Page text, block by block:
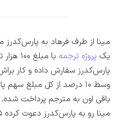
مینا از طرف فرهاد به پارس‌کدرز
یک پروژه ترجمه
با مبلغ
پارس‌کدرز سفارش داده و کار
وسط 10 درصد از کل مبلغ
باقی اون به مترجم پرداخت شده.